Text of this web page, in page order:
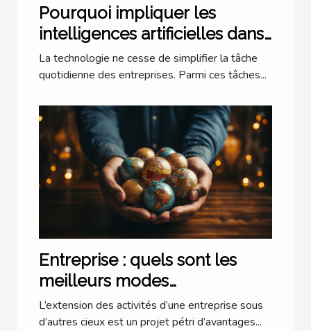
Pourquoi impliquer les
intelligences artificielles dans
la trésorerie ?
La technologie ne cesse de simplifier la tâche
quotidienne des entreprises. Parmi ces tâches...
Entreprise : quels sont les
meilleurs modes
d’implantation à l’étranger ?
L’extension des activités d’une entreprise sous
d’autres cieux est un projet pétri d’avantages...